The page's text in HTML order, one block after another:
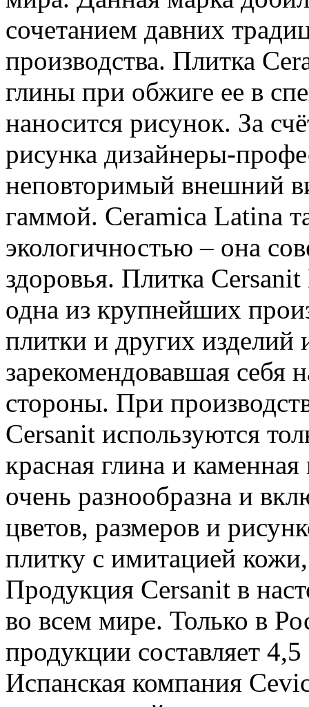
сочетанием давних
производства. Плитка
глины при обжиге ее в
наносится рисунок. За
рисунка дизайнеры-
неповторимый внешний
гаммой. Ceramica Latina
экологичностью – она
здоровья. Плитка
одна из крупнейших
плитки и других изделий
зарекомендовавшая себя
стороны. При
Cersanit используются
красная глина и
очень разнообразна и
цветов, размеров и
плитку с имитацией
Продукция Cersanit в
во всем мире. Только в
продукции составляет
Испанская компания